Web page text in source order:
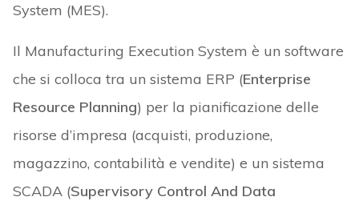
System (MES).
Il Manufacturing Execution System è un software
che si colloca tra un sistema ERP (Enterprise
Resource Planning) per la pianificazione delle
risorse d’impresa (acquisti, produzione,
magazzino, contabilità e vendite) e un sistema
SCADA (Supervisory Control And Data